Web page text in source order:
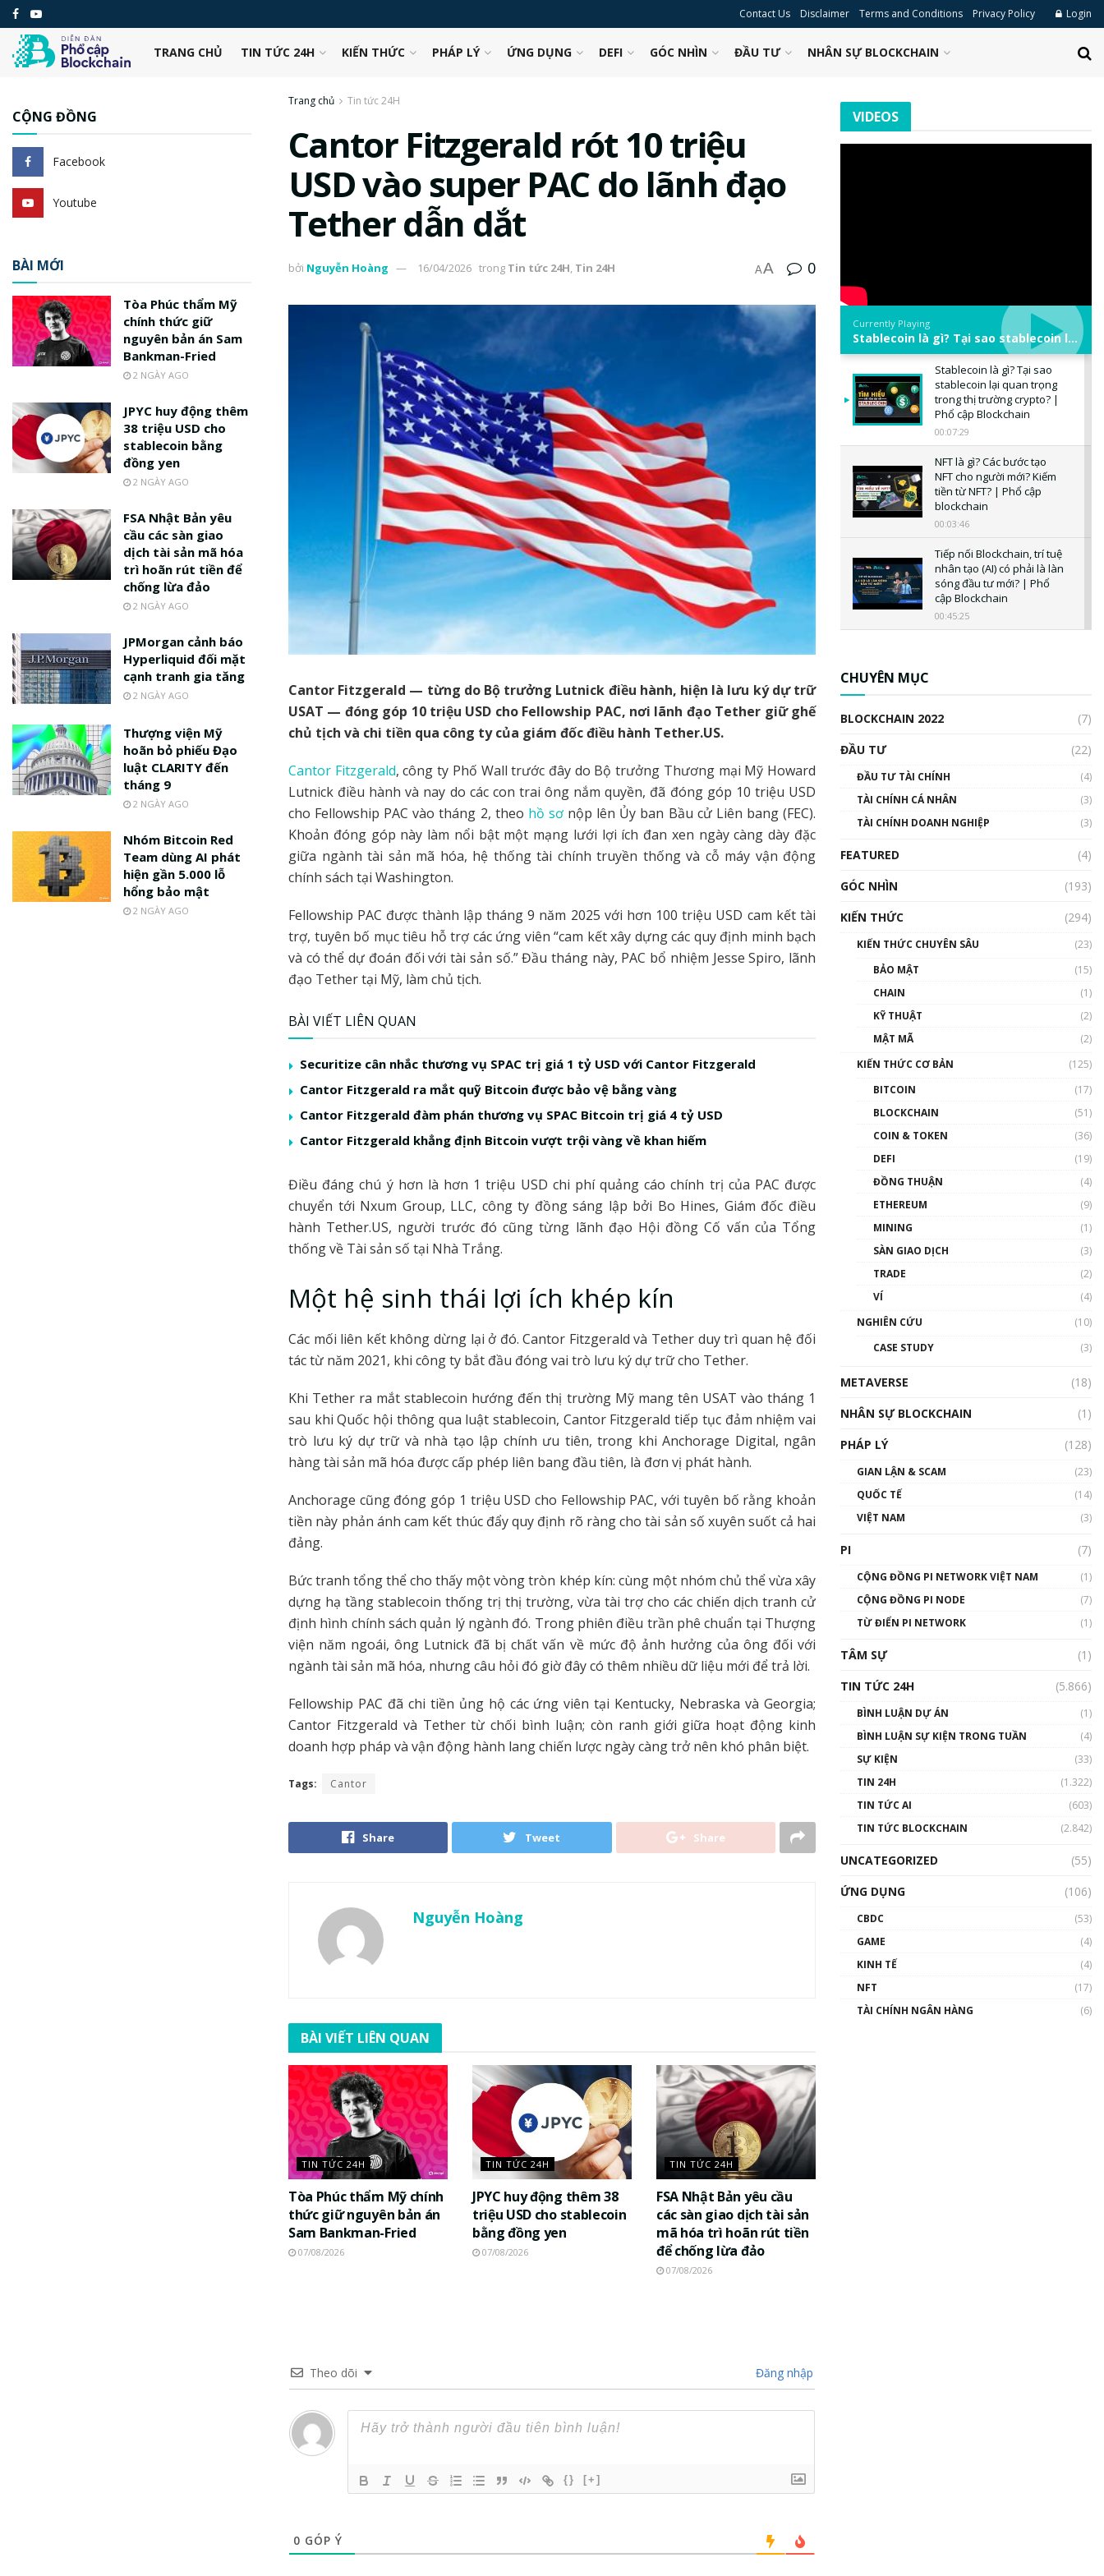
Contact Us Disclaimer Terms and Conditions Privacy Policy Login
TRANG CHỦ TIN TỨC 24H KIẾN THỨC PHÁP LÝ ỨNG DỤNG DEFI GÓC NHÌN ĐẦU TƯ NHÂN SỰ BLOCKCHAIN
Trang chủ Tin tức 24H
Cantor Fitzgerald rót 10 triệu
USD vào super PAC do lãnh đạo
Tether dẫn dắt
bởi Nguyễn Hoàng 16/04/2026 trong Tin tức 24H, Tin 24H AA 0
Cantor Fitzgerald — từng do Bộ trưởng Lutnick điều hành, hiện là lưu ký dự trữ
USAT — đóng góp 10 triệu USD cho Fellowship PAC, nơi lãnh đạo Tether giữ ghế
chủ tịch và chi tiền qua công ty của giám đốc điều hành Tether.US.
Cantor Fitzgerald, công ty Phố Wall trước đây do Bộ trưởng Thương mại Mỹ Howard
Lutnick điều hành và nay do các con trai ông nắm quyền, đã đóng góp 10 triệu USD
cho Fellowship PAC vào tháng 2, theo hồ sơnộp lên Ủy ban Bầu cử Liên bang (FEC).
Khoản đóng góp này làm nổi bật một mạng lưới lợi ích đan xen ngày càng dày đặc
giữa ngành tài sản mã hóa, hệ thống tài chính truyền thống và cỗ máy vận động
chính sách tại Washington.
Fellowship PAC được thành lập tháng 9 năm 2025 với hơn 100 triệu USD cam kết tài
trợ, tuyên bố mục tiêu hỗ trợ các ứng viên “cam kết xây dựng các quy định minh bạch
và có thể dự đoán đối với tài sản số.” Đầu tháng này, PAC bổ nhiệm Jesse Spiro, lãnh
đạo Tether tại Mỹ, làm chủ tịch.
BÀI VIẾT LIÊN QUAN
Securitize cân nhắc thương vụ SPAC trị giá 1 tỷ USD với Cantor Fitzgerald
Cantor Fitzgerald ra mắt quỹ Bitcoin được bảo vệ bằng vàng
Cantor Fitzgerald đàm phán thương vụ SPAC Bitcoin trị giá 4 tỷ USD
Cantor Fitzgerald khẳng định Bitcoin vượt trội vàng về khan hiếm
Điều đáng chú ý hơn là hơn 1 triệu USD chi phí quảng cáo chính trị của PAC được
chuyển tới Nxum Group, LLC, công ty đồng sáng lập bởi Bo Hines, Giám đốc điều
hành Tether.US, người trước đó cũng từng lãnh đạo Hội đồng Cố vấn của Tổng
thống về Tài sản số tại Nhà Trắng.
Một hệ sinh thái lợi ích khép kín
Các mối liên kết không dừng lại ở đó. Cantor Fitzgerald và Tether duy trì quan hệ đối
tác từ năm 2021, khi công ty bắt đầu đóng vai trò lưu ký dự trữ cho Tether.
Khi Tether ra mắt stablecoin hướng đến thị trường Mỹ mang tên USAT vào tháng 1
sau khi Quốc hội thông qua luật stablecoin, Cantor Fitzgerald tiếp tục đảm nhiệm vai
trò lưu ký dự trữ và nhà tạo lập chính ưu tiên, trong khi Anchorage Digital, ngân
hàng tài sản mã hóa được cấp phép liên bang đầu tiên, là đơn vị phát hành.
Anchorage cũng đóng góp 1 triệu USD cho Fellowship PAC, với tuyên bố rằng khoản
tiền này phản ánh cam kết thúc đẩy quy định rõ ràng cho tài sản số xuyên suốt cả hai
đảng.
Bức tranh tổng thể cho thấy một vòng tròn khép kín: cùng một nhóm chủ thể vừa xây
dựng hạ tầng stablecoin thống trị thị trường, vừa tài trợ cho các chiến dịch tranh cử
định hình chính sách quản lý ngành đó. Trong phiên điều trần phê chuẩn tại Thượng
viện năm ngoái, ông Lutnick đã bị chất vấn về mức độ ảnh hưởng của ông đối với
ngành tài sản mã hóa, nhưng câu hỏi đó giờ đây có thêm nhiều dữ liệu mới để trả lời.
Fellowship PAC đã chi tiền ủng hộ các ứng viên tại Kentucky, Nebraska và Georgia;
Cantor Fitzgerald và Tether từ chối bình luận; còn ranh giới giữa hoạt động kinh
doanh hợp pháp và vận động hành lang chiến lược ngày càng trở nên khó phân biệt.
Tags: Cantor
Share Tweet Share
Nguyễn Hoàng
BÀI VIẾT LIÊN QUAN
TIN TỨC 24H
Tòa Phúc thẩm Mỹ chính
thức giữ nguyên bản án
Sam Bankman-Fried
07/08/2026
TIN TỨC 24H
JPYC huy động thêm 38
triệu USD cho stablecoin
bằng đồng yen
07/08/2026
TIN TỨC 24H
FSA Nhật Bản yêu cầu
các sàn giao dịch tài sản
mã hóa trì hoãn rút tiền
để chống lừa đảo
07/08/2026
Theo dõi Đăng nhập
{} [+]
0 GÓP Ý
CỘNG ĐỒNG
Facebook
Youtube
BÀI MỚI
Tòa Phúc thẩm Mỹ
chính thức giữ
nguyên bản án Sam
Bankman-Fried
2 NGÀY AGO
JPYC huy động thêm
38 triệu USD cho
stablecoin bằng
đồng yen
2 NGÀY AGO
FSA Nhật Bản yêu
cầu các sàn giao
dịch tài sản mã hóa
trì hoãn rút tiền để
chống lừa đảo
2 NGÀY AGO
JPMorgan cảnh báo
Hyperliquid đối mặt
cạnh tranh gia tăng
2 NGÀY AGO
Thượng viện Mỹ
hoãn bỏ phiếu Đạo
luật CLARITY đến
tháng 9
2 NGÀY AGO
Nhóm Bitcoin Red
Team dùng AI phát
hiện gần 5.000 lỗ
hổng bảo mật
2 NGÀY AGO
VIDEOS
Currently Playing
Stablecoin là gì? Tại sao stablecoin lại quan trọng trong thị trường crypto? | Phổ cập Blockchain
Stablecoin là gì? Tại sao
stablecoin lại quan trọng
trong thị trường crypto? |
Phổ cập Blockchain
00:07:29
NFT là gì? Các bước tạo
NFT cho người mới? Kiếm
tiền từ NFT? | Phổ cập
blockchain
00:03:46
Tiếp nối Blockchain, trí tuệ
nhân tạo (AI) có phải là làn
sóng đầu tư mới? | Phổ
cập Blockchain
00:45:25
uptrend trong năm 2023? |
Phổ cập Blockchain
00:02:14
Nhìn lại năm 2022: Những
nhân vật ảnh hưởng nhất
hệ sinh thái tiền mã hoá |
Blockchain
Nhân sự tương lại ngành
Blockchain Việt Nam | Phổ
cập Blockchain
Blockchain đang được ứng
01:34:46
01:32:59
Talkshow17: Mùa đông
Crypto – Chiếc khăn gió ấm
01:49:30
Talkshow 14: MemeCoin –
CHUYÊN MỤC
BLOCKCHAIN 2022
(7)
ĐẦU TƯ
(22)
ĐẦU TƯ TÀI CHÍNH
(4)
TÀI CHÍNH CÁ NHÂN
(3)
TÀI CHÍNH DOANH NGHIỆP
(3)
FEATURED
(4)
GÓC NHÌN
(193)
KIẾN THỨC
(294)
KIẾN THỨC CHUYÊN SÂU
(23)
BẢO MẬT
(15)
CHAIN
(1)
KỸ THUẬT
(2)
MẬT MÃ
(2)
KIẾN THỨC CƠ BẢN
(125)
BITCOIN
(17)
BLOCKCHAIN
(51)
COIN & TOKEN
(36)
DEFI
(19)
ĐỒNG THUẬN
(4)
ETHEREUM
(9)
MINING
(1)
SÀN GIAO DỊCH
(3)
TRADE
(2)
VÍ
(4)
NGHIÊN CỨU
(10)
CASE STUDY
(3)
METAVERSE
(18)
NHÂN SỰ BLOCKCHAIN
(1)
PHÁP LÝ
(128)
GIAN LẬN & SCAM
(23)
QUỐC TẾ
(14)
VIỆT NAM
(3)
PI (7)
CỘNG ĐỒNG PI NETWORK VIỆT NAM
(1)
CỘNG ĐỒNG PI NODE
(7)
TỪ ĐIỂN PI NETWORK
(1)
TÂM SỰ
(1)
TIN TỨC 24H
(5.866)
BÌNH LUẬN DỰ ÁN
(1)
BÌNH LUẬN SỰ KIỆN TRONG TUẦN
(4)
SỰ KIỆN
(33)
TIN 24H
(1.322)
TIN TỨC AI
(603)
TIN TỨC BLOCKCHAIN
(2.842)
UNCATEGORIZED
(55)
ỨNG DỤNG
(106)
CBDC
(53)
GAME
(4)
KINH TẾ
(4)
NFT
(17)
TÀI CHÍNH NGÂN HÀNG
(6)